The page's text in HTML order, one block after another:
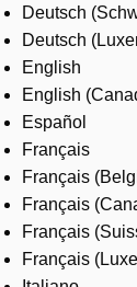
Where to buy
Contact us
Careers
Deutsch
Deutsch
English
English
Español
Français
Français
Français
Français
Français